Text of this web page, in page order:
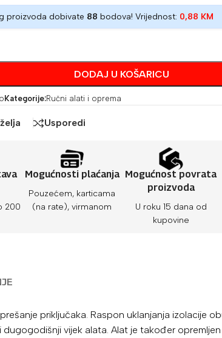
proizvoda dobivate 88 bodova! Vrijednost: 0,88 KM
DODAJ U KOŠARICU
Kategorije:Ručni alati i oprema
Usporedi
200
Mogućnosti plaćanja
Pouzećem, karticama
(na rate), virmanom
Mogućnost povrata
proizvoda
U roku 15 dana od
kupovine
priključaka. Raspon uklanjanja izolacije
vijek alata. Alat je također